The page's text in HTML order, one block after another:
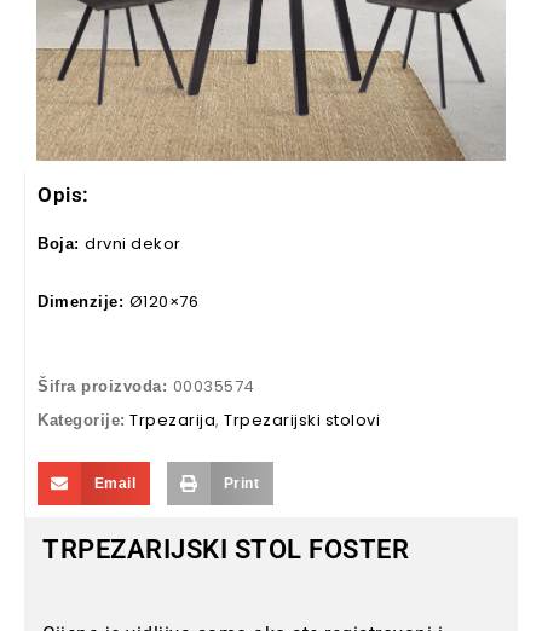
Opis:
Boja: drvni dekor
Dimenzije: Ø120×76
Šifra proizvoda: 00035574
Kategorije: Trpezarija, Trpezarijski stolovi
Email Print
TRPEZARIJSKI STOL FOSTER